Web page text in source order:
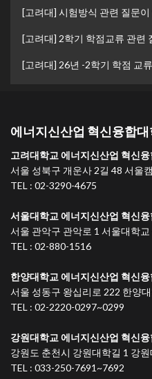
[고려대] 시험방식 관련 질문
[고려대] 2학기 학점교류 관련
[고려대] 26년 -2학기 학점 교
에너지신산업 혁신융합
고려대학교 에너지신산업 혁신
서울 성북구 개운사 2길 48 서울
TEL : 02-3290-4675
서울대학교 에너지신산업 혁신
서울 관악구 관악로 1 서울대학
TEL : 02-880-1516
한양대학교 에너지신산업 혁신
서울 성동구 왕십리로 222 한양
TEL : 02-2220-0297~0299
강원대학교 에너지신산업 혁신
강원도 춘천시 강원대학길 1 강
TEL : 033-250-7691~7692